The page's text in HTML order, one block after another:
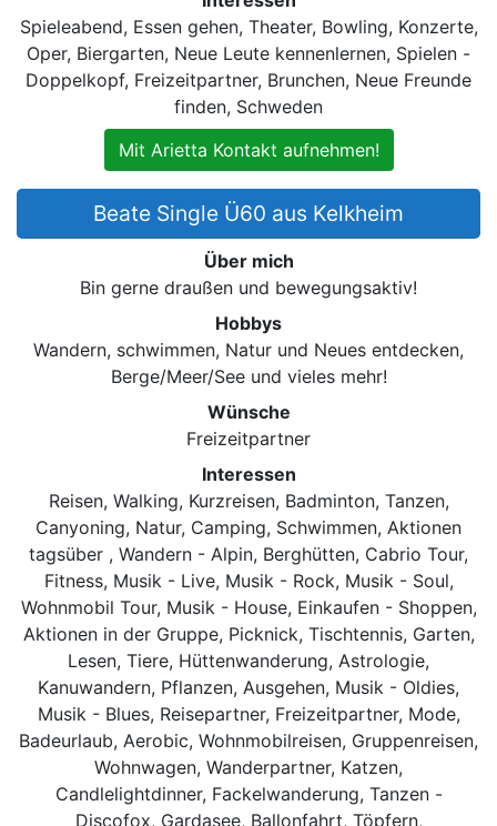
Spieleabend, Essen gehen, Theater, Bowling, Konzerte,
Oper, Biergarten, Neue Leute kennenlernen, Spielen -
Doppelkopf, Freizeitpartner, Brunchen, Neue Freunde
finden, Schweden
Mit Arietta Kontakt aufnehmen!
Beate Single Ü60 aus Kelkheim
Über mich
Bin gerne draußen und bewegungsaktiv!
Hobbys
Wandern, schwimmen, Natur und Neues entdecken,
Berge/Meer/See und vieles mehr!
Wünsche
Freizeitpartner
Interessen
Reisen, Walking, Kurzreisen, Badminton, Tanzen,
Canyoning, Natur, Camping, Schwimmen, Aktionen
tagsüber , Wandern - Alpin, Berghütten, Cabrio Tour,
Fitness, Musik - Live, Musik - Rock, Musik - Soul,
Wohnmobil Tour, Musik - House, Einkaufen - Shoppen,
Aktionen in der Gruppe, Picknick, Tischtennis, Garten,
Lesen, Tiere, Hüttenwanderung, Astrologie,
Kanuwandern, Pflanzen, Ausgehen, Musik - Oldies,
Musik - Blues, Reisepartner, Freizeitpartner, Mode,
Badeurlaub, Aerobic, Wohnmobilreisen, Gruppenreisen,
Wohnwagen, Wanderpartner, Katzen,
Candlelightdinner, Fackelwanderung, Tanzen -
Discofox, Gardasee, Ballonfahrt, Töpfern,